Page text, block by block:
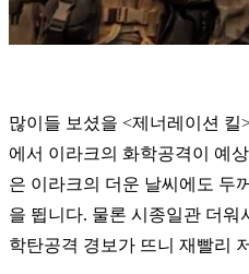
많이들 보셨을 <제너레이션
에서 이라크의 화학공격이 예
은 이라크의 더운 날씨에도 두
을 뜁니다. 물론 시종일관 더
학탄공격 경보가 뜨니 재빨리